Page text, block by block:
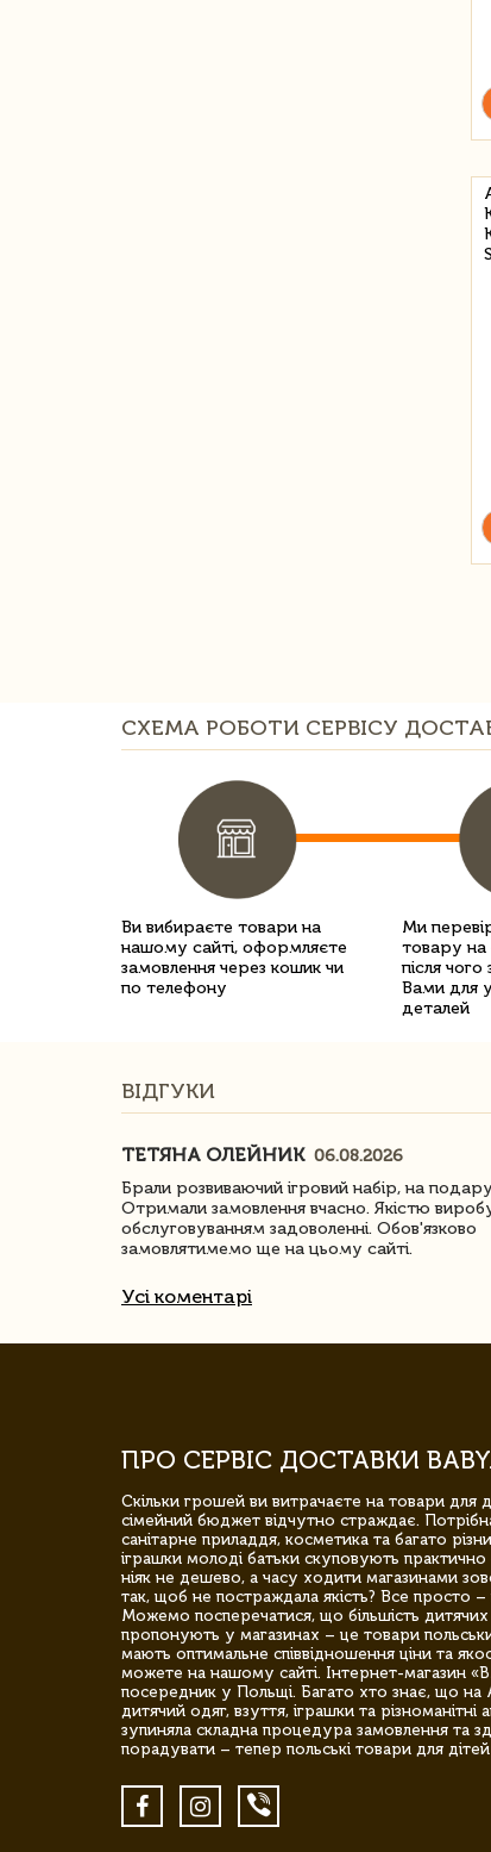
СХЕМА РОБОТИ СЕРВІСУ
Ви вибираєте товари на
нашому сайті, оформляєте
замовлення через кошик чи
по телефону
Ми
товару на
після чого
Вами для
деталей
ВІДГУКИ
ТЕТЯНА ОЛЕЙНИК 06.08.2026
Брали розвиваючий ігровий набір, на
Отримали замовлення вчасно. Якістю
обслуговуванням задоволенні. Обов'язково
замовлятимемо ще на цьому сайті.
Усі коментарі
ПРО СЕРВІС ДОСТАВКИ
Скільки грошей ви витрачаєте на товари для
сімейний бюджет відчутно страждає.
санітарне приладдя, косметика та багато
іграшки молоді батьки скуповують
ніяк не дешево, а часу ходити магазинами
так, щоб не постраждала якість? Все просто
Можемо посперечатися, що більшість дитячих
пропонують у магазинах – це товари
мають оптимальне співвідношення ціни та
можете на нашому сайті. Інтернет-магазин
посередник у Польщі. Багато хто знає, що
дитячий одяг, взуття, іграшки та
зупиняла складна процедура замовлення та
порадувати – тепер польські товари для